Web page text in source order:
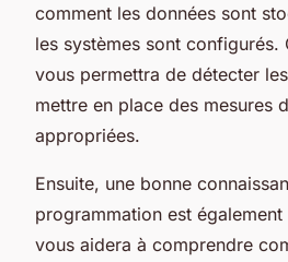
comment les données sont
les systèmes sont configurés.
vous permettra de détecter
mettre en place des mesures
appropriées.
Ensuite, une bonne
programmation est également
vous aidera à comprendre